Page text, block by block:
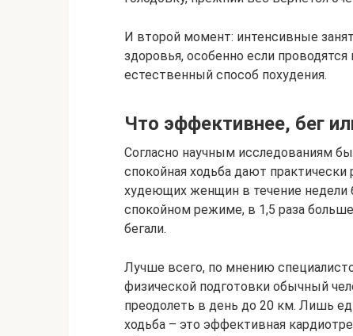
И второй момент: интенсивные
здоровья, особенно если
естественный способ похудения.
Что эффективнее, бег
Согласно научным исследованиям
спокойная ходьба дают
худеющих женщин в течение недели
спокойном режиме, в 1,5 раза
бегали.
Лучше всего, по мнению
физической подготовки обычный
преодолеть в день до 20 км. Лишь
ходьба – это эффективная